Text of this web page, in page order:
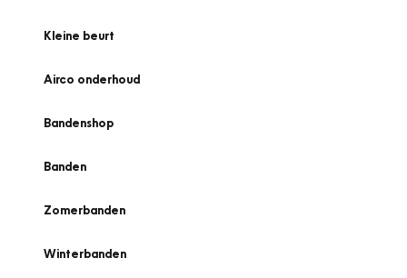
Kleine beurt
Airco onderhoud
Bandenshop
Banden
Zomerbanden
Winterbanden